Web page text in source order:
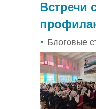
Встречи
- Блоговые